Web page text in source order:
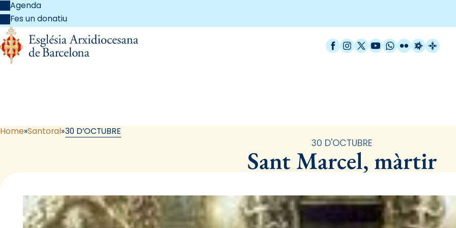
Agenda
Fes un donatiu
Facebook
Instagram
X / Twitter
YouTube
WhatsApp
FlickrRadio
Home Santoral 30 D’OCTUBRE
30 D'OCTUBRE
Sant Marcel, màrtir